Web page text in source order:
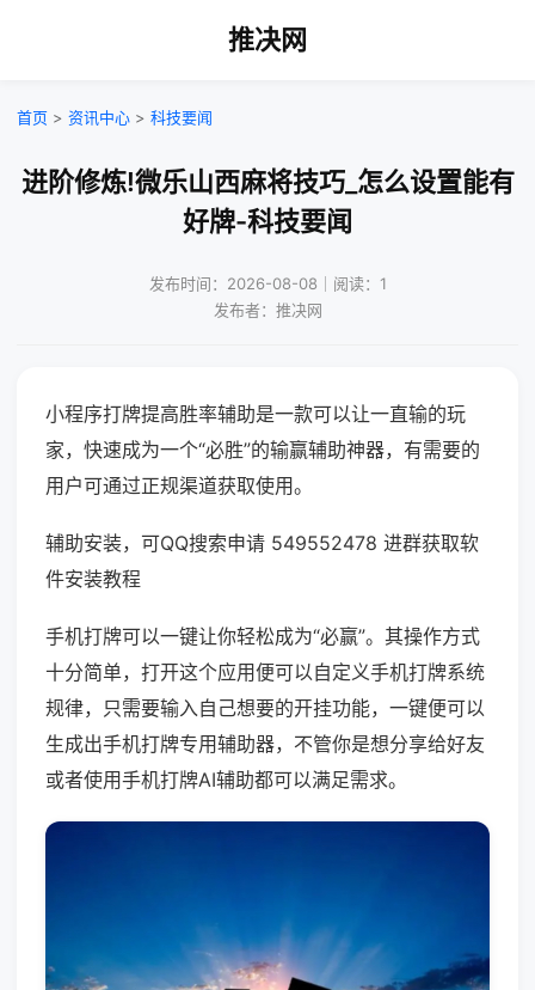
推决网
首页 > 资讯中心 > 科技要闻
进阶修炼!微乐山西麻将技巧_怎么设置能有
好牌-科技要闻
发布时间：2026-08-08｜阅读：1
发布者：推决网
小程序打牌提高胜率辅助是一款可以让一直输的玩
家，快速成为一个“必胜”的输赢辅助神器，有需要的
用户可通过正规渠道获取使用。
辅助安装，可QQ搜索申请 549552478 进群获取软
件安装教程
手机打牌可以一键让你轻松成为“必赢”。其操作方式
十分简单，打开这个应用便可以自定义手机打牌系统
规律，只需要输入自己想要的开挂功能，一键便可以
生成出手机打牌专用辅助器，不管你是想分享给好友
或者使用手机打牌AI辅助都可以满足需求。